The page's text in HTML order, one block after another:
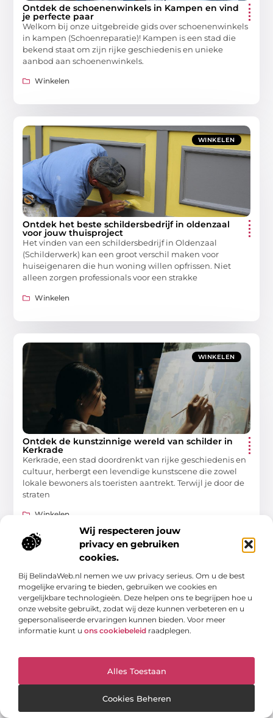
Wij respecteren jouw
privacy en gebruiken
cookies.
Bij BelindaWeb.nl nemen we uw privacy serieus. Om u de best
mogelijke ervaring te bieden, gebruiken we cookies en
vergelijkbare technologieën. Deze helpen ons te begrijpen hoe u
onze website gebruikt, zodat wij deze kunnen verbeteren en u
gepersonaliseerde ervaringen kunnen bieden. Voor meer
informatie kunt u ons cookiebeleid raadplegen.
Alles Toestaan
Cookies Beheren
Ontdek de schoenenwinkels in Kampen en vind
je perfecte paar
Welkom bij onze uitgebreide gids over schoenenwinkels
in kampen (Schoenreparatie)! Kampen is een stad die
bekend staat om zijn rijke geschiedenis en unieke
aanbod aan schoenenwinkels.
Winkelen
WINKELEN
Ontdek het beste schildersbedrijf in oldenzaal
voor jouw thuisproject
Het vinden van een schildersbedrijf in Oldenzaal
(Schilderwerk) kan een groot verschil maken voor
huiseigenaren die hun woning willen opfrissen. Niet
alleen zorgen professionals voor een strakke
Winkelen
WINKELEN
Ontdek de kunstzinnige wereld van schilder in
Kerkrade
Kerkrade, een stad doordrenkt van rijke geschiedenis en
cultuur, herbergt een levendige kunstscene die zowel
lokale bewoners als toeristen aantrekt. Terwijl je door de
straten
Winkelen
WINKELEN
Ontdek de magie van schaatsbaan in Maassluis
Als de winter aanbreekt, verandert Maassluis in een